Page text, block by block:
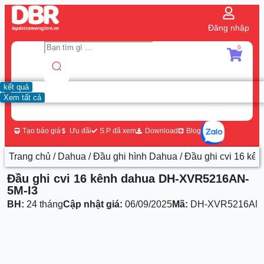
Đăng nhập
kết quả
Xem tất cả
0
Tạo báo giá Ưu đãi S.P đã xem Download Blog
Trang chủ / Dahua /Đầu ghi hình Dahua / Đầu ghi cvi 16
Đầu ghi cvi 16 kênh dahua DH-XVR5216AN-
5M-I3
BH: 24 thángCập nhật giá: 06/09/2025Mã: DH-